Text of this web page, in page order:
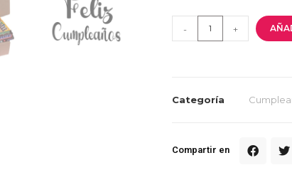
- +
Categoría
Compartir en